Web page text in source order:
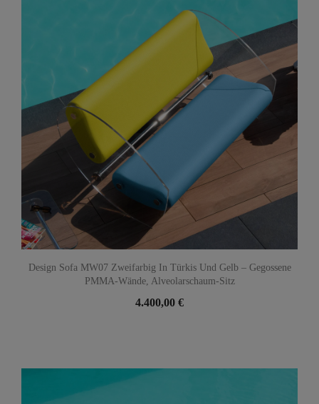
Design Sofa MW07 Zweifarbig In Türkis Und Gelb – Gegossene
PMMA-Wände, Alveolarschaum-Sitz
4.400,00 €